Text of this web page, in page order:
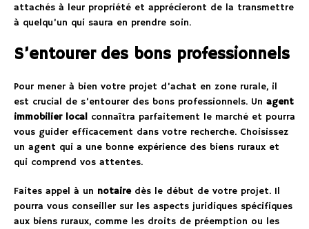
attachés à leur propriété et apprécieront de la transmettre
à quelqu’un qui saura en prendre soin.
S’entourer des bons professionnels
Pour mener à bien votre projet d’achat en zone rurale, il
est crucial de s’entourer des bons professionnels. Un agent
immobilier local connaîtra parfaitement le marché et pourra
vous guider efficacement dans votre recherche. Choisissez
un agent qui a une bonne expérience des biens ruraux et
qui comprend vos attentes.
Faites appel à un notairedès le début de votre projet. Il
pourra vous conseiller sur les aspects juridiques spécifiques
aux biens ruraux, comme les droits de préemption ou les